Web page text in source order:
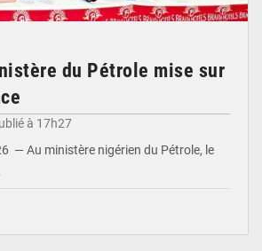
du Pétrole mise sur
à 17h27
— Au ministère nigérien du Pétrole, le